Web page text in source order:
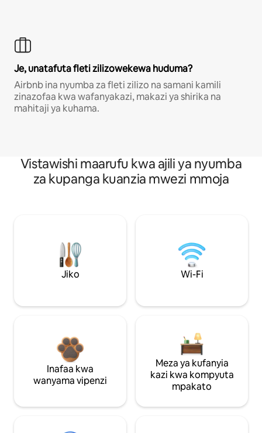
Je, unatafuta fleti zilizowekewa huduma?
Airbnb ina nyumba za fleti zilizo na samani kamili
zinazofaa kwa wafanyakazi, makazi ya shirika na
mahitaji ya kuhama.
Vistawishi maarufu kwa ajili ya nyumba
za kupanga kuanzia mwezi mmoja
Jiko Wi-Fi
Inafaa kwa
wanyama vipenzi
Meza ya kufanyia
kazi kwa kompyuta
mpakato